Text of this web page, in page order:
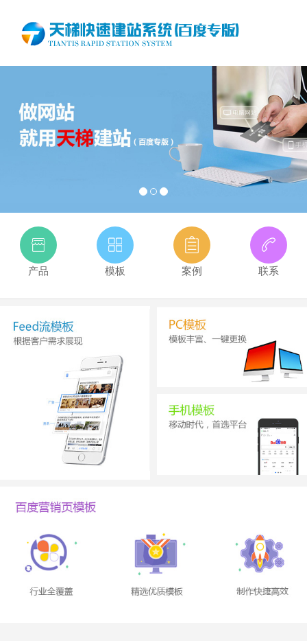
产品 模板 案例 联系